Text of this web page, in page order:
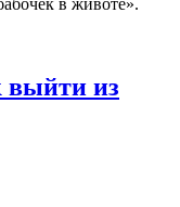
выйти из